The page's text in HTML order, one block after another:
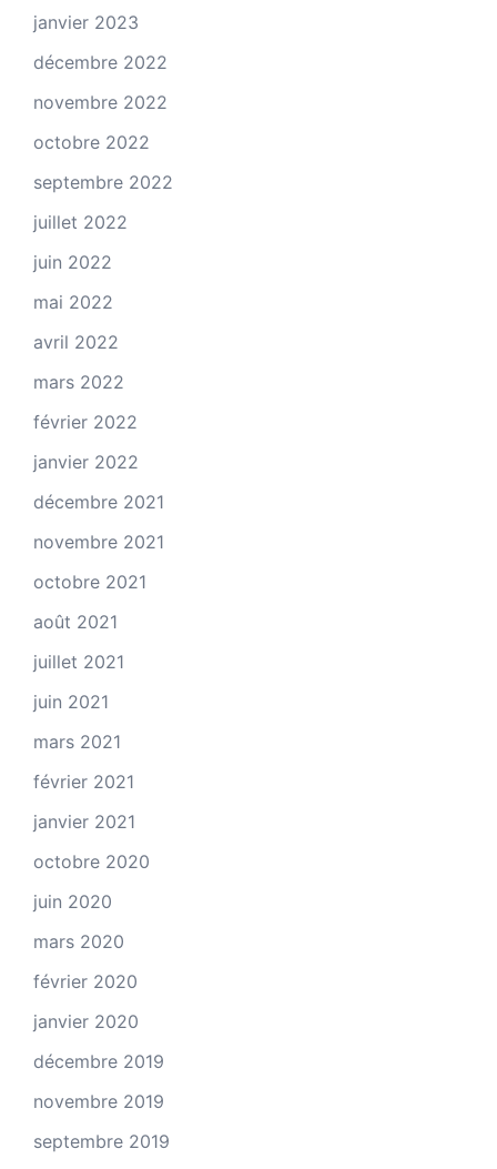
janvier 2023
décembre 2022
novembre 2022
octobre 2022
septembre 2022
juillet 2022
juin 2022
mai 2022
avril 2022
mars 2022
février 2022
janvier 2022
décembre 2021
novembre 2021
octobre 2021
août 2021
juillet 2021
juin 2021
mars 2021
février 2021
janvier 2021
octobre 2020
juin 2020
mars 2020
février 2020
janvier 2020
décembre 2019
novembre 2019
septembre 2019